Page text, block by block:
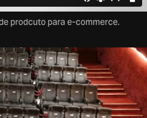
prodcuto para e-commerce.